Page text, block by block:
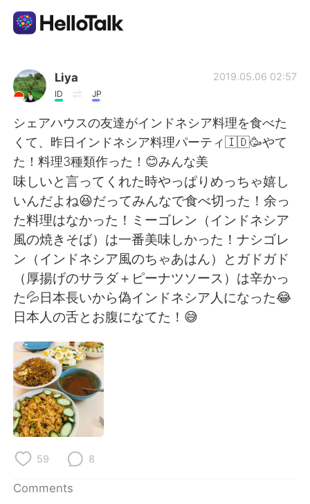
Language Exchange App
AI Grammar Checker
English
简体中文 繁體中文
Español العربية
Français Deutsch
日本語 한국어
Русский
Indonesia
Türkçe
Português
Liya
ID JP
2019.05.06 02:57
シェアハウスの友達がインドネシア料理を食べた
くて、昨日インドネシア料理パーティ🇮🇩🥳やて
た！料理3種類作った！😊みんな美
味しいと言ってくれた時やっぱりめっちゃ嬉し
いんだよね😆だってみんなで食べ切った！余っ
た料理はなかった！ミーゴレン（インドネシア
風の焼きそば）は一番美味しかった！ナシゴレ
ン（インドネシア風のちゃあはん）とガドガド
（厚揚げのサラダ＋ピーナツソース）は辛かっ
た💦日本長いから偽インドネシア人になった😂
日本人の舌とお腹になてた！😅
59 8
Comments